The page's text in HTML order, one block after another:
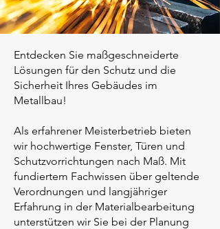
Entdecken Sie maßgeschneiderte
Lösungen für den Schutz und die
Sicherheit Ihres Gebäudes im
Metallbau!
Als erfahrener Meisterbetrieb bieten
wir hochwertige Fenster, Türen und
Schutzvorrichtungen nach Maß. Mit
fundiertem Fachwissen über geltende
Verordnungen und langjähriger
Erfahrung in der Materialbearbeitung
unterstützen wir Sie bei der Planung